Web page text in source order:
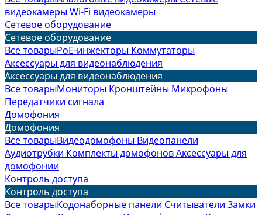
видеокамерыWi-Fi видеокамеры
Сетевое оборудование
Сетевое оборудование
Все товарыPoE-инжекторы Коммутаторы
Аксессуары для видеонаблюдения
Аксессуары для видеонаблюдения
Все товарыМониторы Кронштейны Микрофоны
Передатчики сигнала
Домофония
Домофония
Все товарыВидеодомофоны Видеопанели
Аудиотрубки Комплекты домофоновАксессуары для
домофонии
Контроль доступа
Контроль доступа
Все товарыКодонаборные панели Считыватели Замки